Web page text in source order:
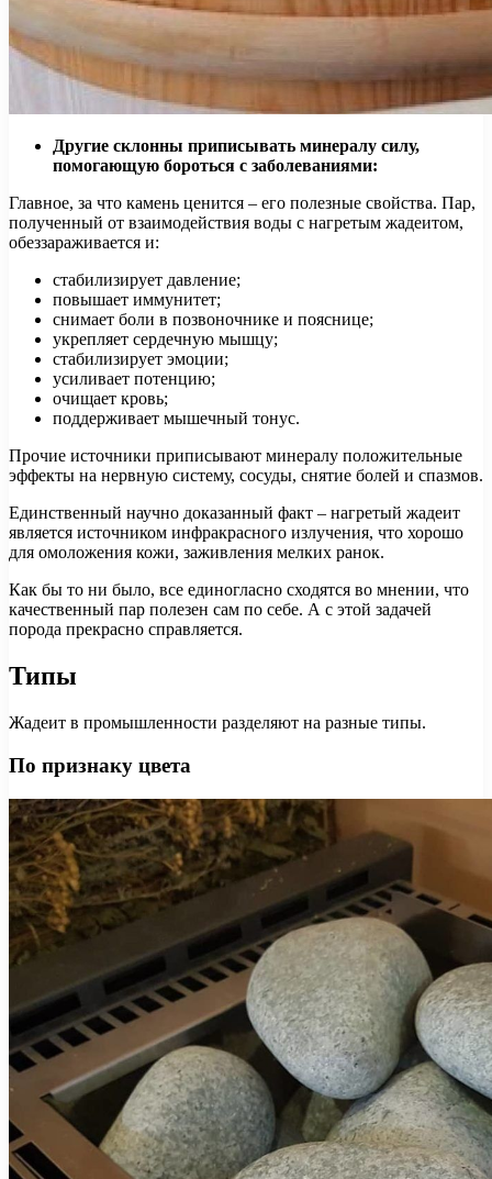
Другие склонны приписывать минералу силу,
помогающую бороться с заболеваниями:
Главное, за что камень ценится – его полезные свойства. Пар,
полученный от взаимодействия воды с нагретым жадеитом,
обеззараживается и:
стабилизирует давление;
повышает иммунитет;
снимает боли в позвоночнике и пояснице;
укрепляет сердечную мышцу;
стабилизирует эмоции;
усиливает потенцию;
очищает кровь;
поддерживает мышечный тонус.
Прочие источники приписывают минералу положительные
эффекты на нервную систему, сосуды, снятие болей и спазмов.
Единственный научно доказанный факт – нагретый жадеит
является источником инфракрасного излучения, что хорошо
для омоложения кожи, заживления мелких ранок.
Как бы то ни было, все единогласно сходятся во мнении, что
качественный пар полезен сам по себе. А с этой задачей
порода прекрасно справляется.
Типы
Жадеит в промышленности разделяют на разные типы.
По признаку цвета